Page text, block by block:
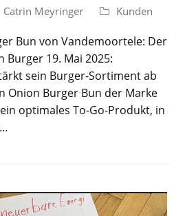
Catrin Meyringer Kunden
Bun von Vandemoortele: Der
Burger 19. Mai 2025:
sein Burger-Sortiment ab
Onion Burger Bun der Marke
optimales To-Go-Produkt, in